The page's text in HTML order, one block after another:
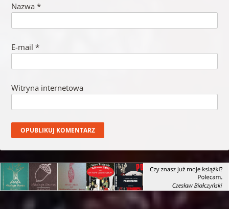
Nazwa *
E-mail *
Witryna internetowa